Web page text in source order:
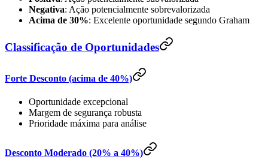
Negativa: Ação potencialmente sobrevalorizada
Acima de 30%: Excelente oportunidade segundo Graham
Classificação de Oportunidades
Forte Desconto (acima de 40%)
Oportunidade excepcional
Margem de segurança robusta
Prioridade máxima para análise
Desconto Moderado (20% a 40%)